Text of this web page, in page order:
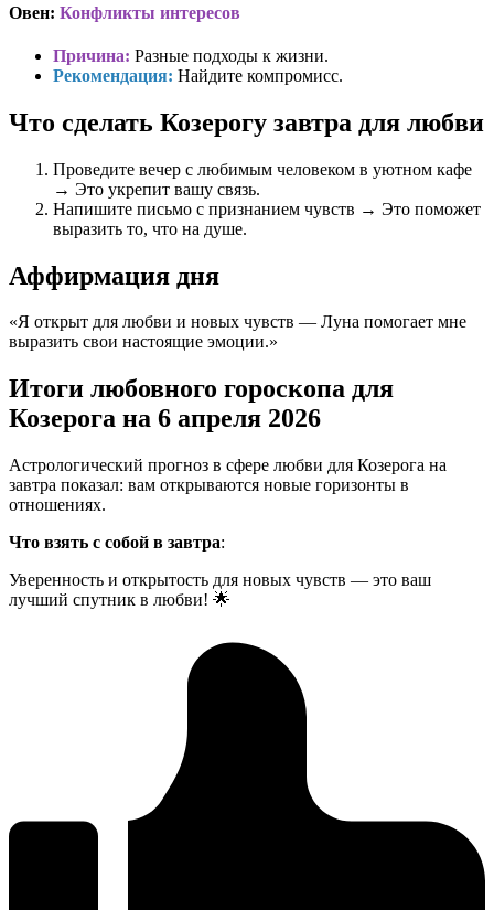
Овен: Конфликты интересов
Причина: Разные подходы к жизни.
Рекомендация: Найдите компромисс.
Что сделать Козерогу завтра для любви
Проведите вечер с любимым человеком в уютном кафе
→ Это укрепит вашу связь.
Напишите письмо с признанием чувств → Это поможет
выразить то, что на душе.
Аффирмация дня
«Я открыт для любви и новых чувств — Луна помогает мне
выразить свои настоящие эмоции.»
Итоги любовного гороскопа для
Козерога на 6 апреля 2026
Астрологический прогноз в сфере любви для Козерога на
завтра показал: вам открываются новые горизонты в
отношениях.
Что взять с собой в завтра:
Уверенность и открытость для новых чувств — это ваш
лучший спутник в любви! 🌟